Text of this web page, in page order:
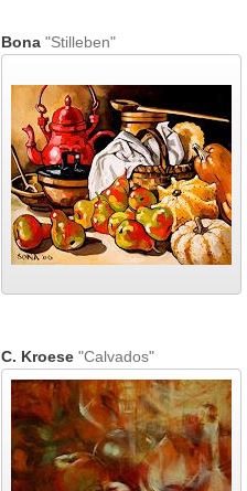
Bona"Stilleben"
C. Kroese"Calvados"